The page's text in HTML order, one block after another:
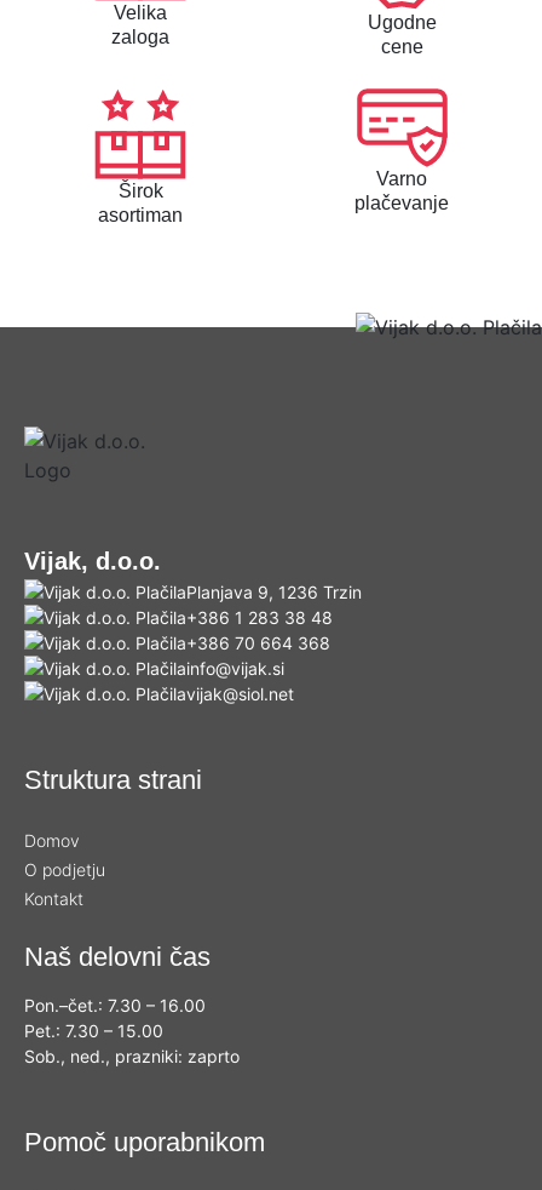
Velika
zaloga
Ugodne
cene
Širok
asortiman
Varno
plačevanje
Vijak, d.o.o.
Planjava 9, 1236 Trzin
+386 1 283 38 48
+386 70 664 368
info@vijak.si
vijak@siol.net
Struktura strani
Domov
O podjetju
Kontakt
Naš delovni čas
Pon.–čet.: 7.30 – 16.00
Pet.: 7.30 – 15.00
Sob., ned., prazniki: zaprto
Pomoč uporabnikom